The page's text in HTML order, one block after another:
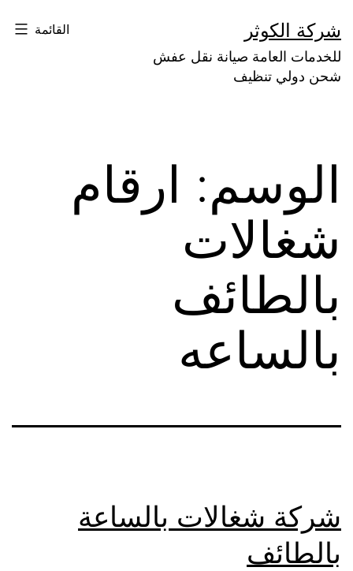
إلى
المحتوى
شركة الكوثر
للخدمات العامة صيانة نقل عفش
شحن دولي تنظيف
القائمة
الوسم: ارقام
شغالات
بالطائف
بالساعه
شركة شغالات بالساعة
بالطائف